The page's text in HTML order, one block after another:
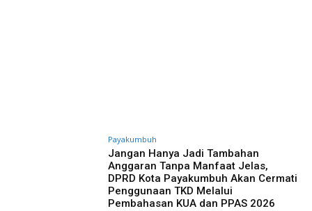
Payakumbuh
Jangan Hanya Jadi Tambahan
Anggaran Tanpa Manfaat Jelas,
DPRD Kota Payakumbuh Akan Cermati
Penggunaan TKD Melalui
Pembahasan KUA dan PPAS 2026